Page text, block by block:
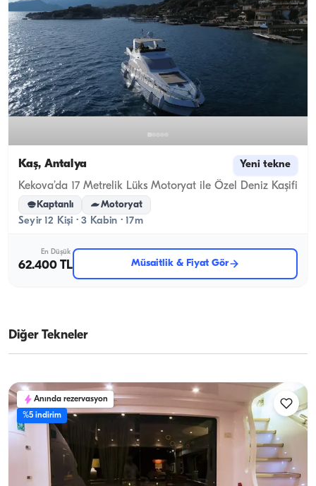
Kaş, Antalya Yeni tekne
Kekova’da 17 Metrelik Lüks Motoryat ile Özel Deniz Kaşifi
Kaptanlı Motoryat
Seyir 12 Kişi · 3 Kabin · 17m
En Düşük
62.400 TL Müsaitlik & Fiyat Gör
Diğer Tekneler
Anında rezervasyon
%5 indirim